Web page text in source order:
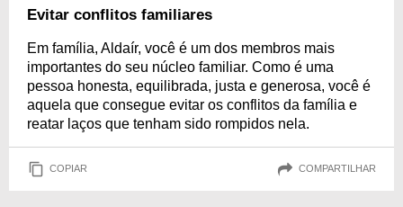
Evitar conflitos familiares
Em família, Aldaír, você é um dos membros mais
importantes do seu núcleo familiar. Como é uma
pessoa honesta, equilibrada, justa e generosa, você é
aquela que consegue evitar os conflitos da família e
reatar laços que tenham sido rompidos nela.
COPIAR COMPARTILHAR